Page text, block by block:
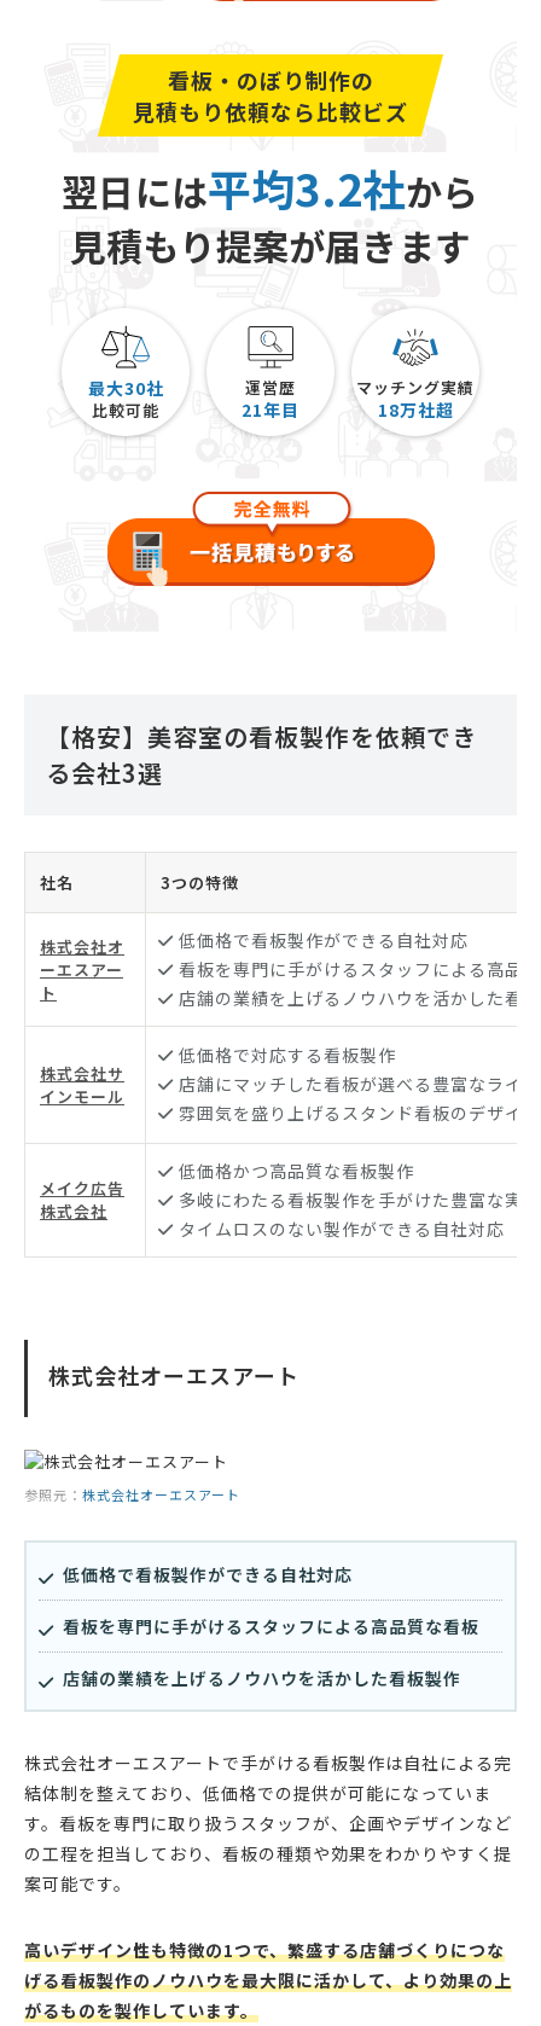
看板・のぼり制作の
見積もり依頼なら比較ビズ
翌日には平均3.2社から
見積もり提案が届きます
最大30社
比較可能
運営歴
21年目
マッチング実績
18万社超
【格安】美容室の看板製作を依頼でき
る会社3選
社名 3つの特徴
株式会社オ
ーエスアー
ト
低価格で看板製作ができる自社対応
看板を専門に手がけるスタッフによる高品
店舗の業績を上げるノウハウを活かした看
株式会社サ
インモール
低価格で対応する看板製作
店舗にマッチした看板が選べる豊富なライ
雰囲気を盛り上げるスタンド看板のデザイン
メイク広告
株式会社
低価格かつ高品質な看板製作
多岐にわたる看板製作を手がけた豊富な実績
タイムロスのない製作ができる自社対応
株式会社オーエスアート
参照元： 株式会社オーエスアート
低価格で看板製作ができる自社対応
看板を専門に手がけるスタッフによる高品質な看板
店舗の業績を上げるノウハウを活かした看板製作
株式会社オーエスアートで手がける看板製作は自社による完
結体制を整えており、低価格での提供が可能になっていま
す。看板を専門に取り扱うスタッフが、企画やデザインなど
の工程を担当しており、看板の種類や効果をわかりやすく提
案可能です。
高いデザイン性も特徴の1つで、繁盛する店舗づくりにつな
げる看板製作のノウハウを最大限に活かして、より効果の上
がるものを製作しています。